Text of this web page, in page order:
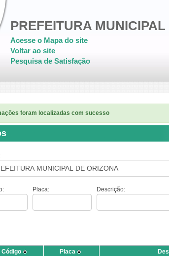
PREFEITURA
Acesse o Mapa do site
Voltar ao site
Pesquisa de Satisfação
foram localizadas com sucesso
Placa: Descrição:
Código Placa